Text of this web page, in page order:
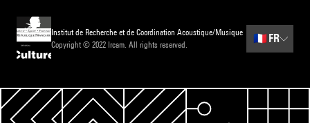
Institut de Recherche et de Coordination Acoustique/Musique
Copyright © 2022 Ircam. All rights reserved.
🇫🇷 FR